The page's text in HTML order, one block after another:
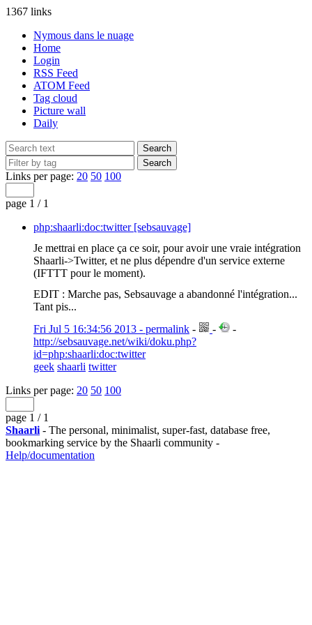
1367 links
Nymous dans le nuage
Home
Login
RSS Feed
ATOM Feed
Tag cloud
Picture wall
Daily
Links per page: 20 50 100
page 1 / 1
php:shaarli:doc:twitter [sebsauvage]
Je mettrai en place ça ce soir, pour avoir une vraie intégration
Shaarli->Twitter, et ne plus dépendre d'un service externe
(IFTTT pour le moment).
EDIT : Marche pas, Sebsauvage a abandonné l'intégration...
Tant pis...
Fri Jul 5 16:34:56 2013 - permalink - -
-
http://sebsauvage.net/wiki/doku.php?
id=php:shaarli:doc:twitter
geek shaarli twitter
Links per page: 20 50 100
page 1 / 1
Shaarli - The personal, minimalist, super-fast, database free,
bookmarking service by the Shaarli community -
Help/documentation